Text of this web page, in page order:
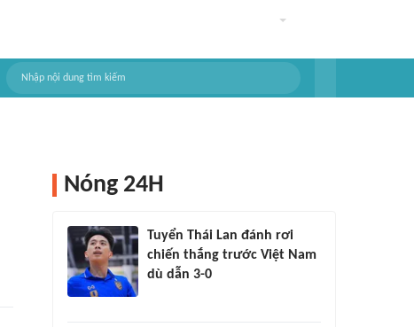
Nóng 24H
Tuyển Thái Lan đánh rơi
chiến thắng trước Việt Nam
dù dẫn 3-0